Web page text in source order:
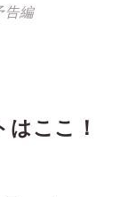
告編
ここ！